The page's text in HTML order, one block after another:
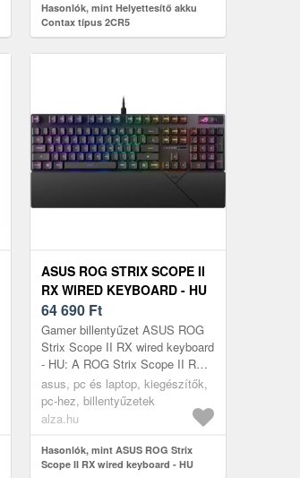
Hasonlók, mint Helyettesítő akku
Contax típus 2CR5
ASUS ROG STRIX SCOPE II
RX WIRED KEYBOARD - HU
64 690 Ft
Gamer billentyűzet ASUS ROG
Strix Scope II RX wired keyboard
- HU: A ROG Strix Scope II RX
exkluzív ROG RX optikai
kapcsolókkal rendelkezik. A
kapc...
asus, pc és laptop, kiegészítők,
pc-hez, billentyűzetek
alza.hu
Hasonlók, mint ASUS ROG Strix
Scope II RX wired keyboard - HU